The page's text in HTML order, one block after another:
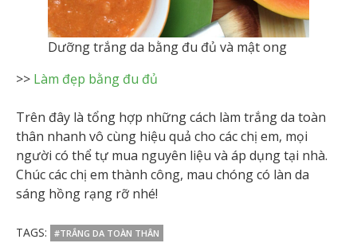
Dưỡng trắng da bằng đu đủ và mật ong
>> Làm đẹp bằng đu đủ
Trên đây là tổng hợp những cách làm trắng da toàn
thân nhanh vô cùng hiệu quả cho các chị em, mọi
người có thể tự mua nguyên liệu và áp dụng tại nhà.
Chúc các chị em thành công, mau chóng có làn da
sáng hồng rạng rỡ nhé!
TAGS: #TRẮNG DA TOÀN THÂN